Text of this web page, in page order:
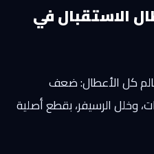
الاستقبال في
كل الأعطال: ضعف
وخلل الرسيفر، بقطع أصلية